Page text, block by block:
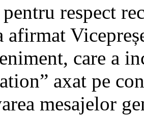
respect
afirmat
care a
axat pe
mesajelor